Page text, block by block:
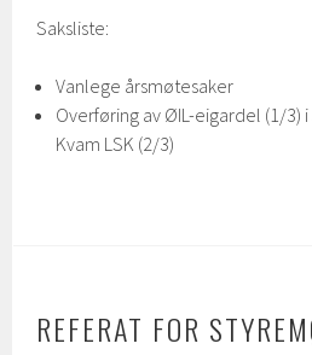
Saksliste:
Vanlege årsmøtesaker
Overføring av ØIL-eigardel (1/3)
Kvam LSK (2/3)
REFERAT FOR